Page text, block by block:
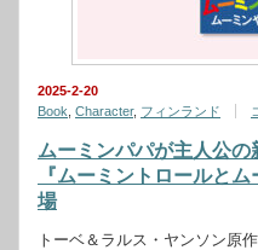
2025-2-20
Book Character, フィンランド
ムーミンパパが主人公
『ムーミントロールと
場
トーベ＆ラルス・ヤンソン原